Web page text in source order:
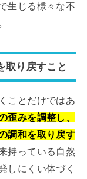
生じる様々な不
取り戻すこと
ことだけではあ
歪みを調整し、
調和を取り戻す
持っている自然
しにくい体づく